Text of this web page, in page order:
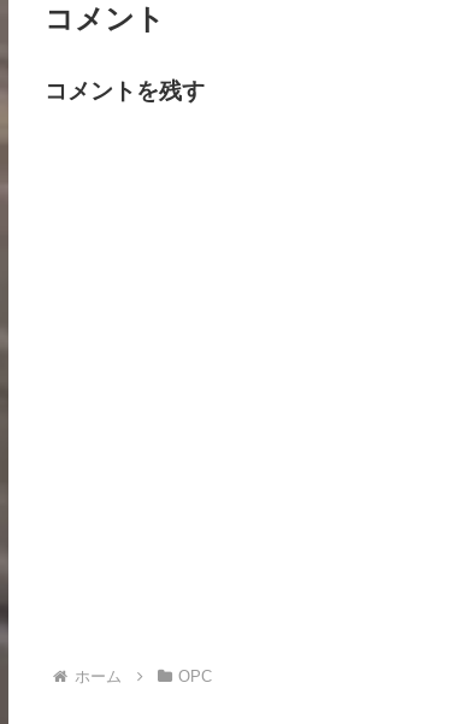
コメント
コメントを残す
ホーム OPC